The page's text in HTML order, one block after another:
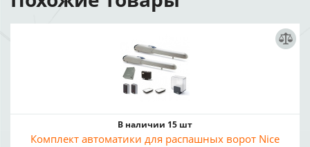
В наличии 15 шт
Комплект автоматики для распашных ворот Nice